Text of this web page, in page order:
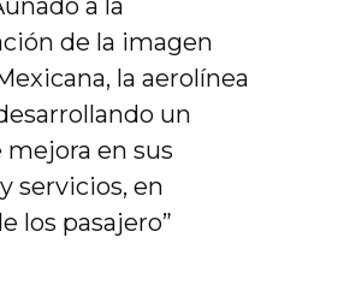
a la
de la imagen
la aerolínea
un
mejora en sus
servicios, en
los pasajero”